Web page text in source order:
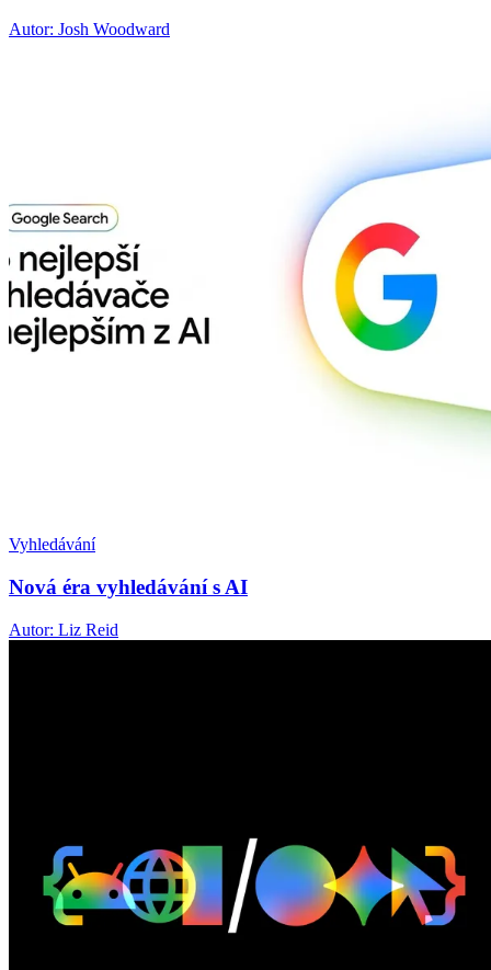
Autor: Josh Woodward
Vyhledávání
Nová éra vyhledávání s AI
Autor: Liz Reid